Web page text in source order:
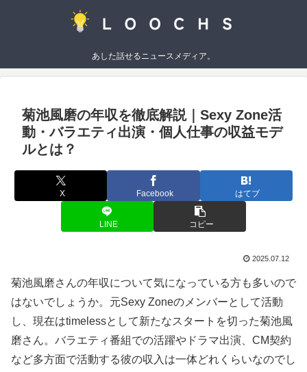
あした話せるニュースメディア。
菊池風磨の年収を徹底解説｜Sexy Zone活
動・バラエティ出演・個人仕事の収益モデ
ルとは？
X Facebook はてブ
LINE コピー
2025.07.12
菊池風磨さんの年収について気になっている方も多いので
はないでしょうか。元Sexy Zoneのメンバーとして活動
し、現在はtimelessとして新たなスタートを切った菊池風
磨さん。バラエティ番組での活躍やドラマ出演、CM契約
など多方面で活動する彼の収入は一体どれくらいなのでし